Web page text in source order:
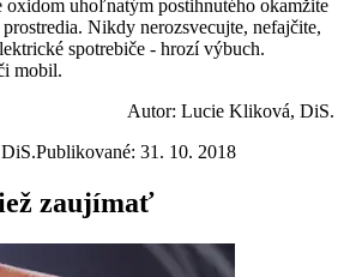
oxidom uhoľnatým postihnutého okamžite
Nikdy nerozsvecujte, nefajčite,
spotrebiče - hrozí výbuch.
mobil.
Autor: Lucie Kliková, DiS.
Publikované: 31. 10. 2018
zaujímať